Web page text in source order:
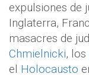
expulsiones de
Inglaterra,
masacres de
Chmielnicki, los
el Holocausto